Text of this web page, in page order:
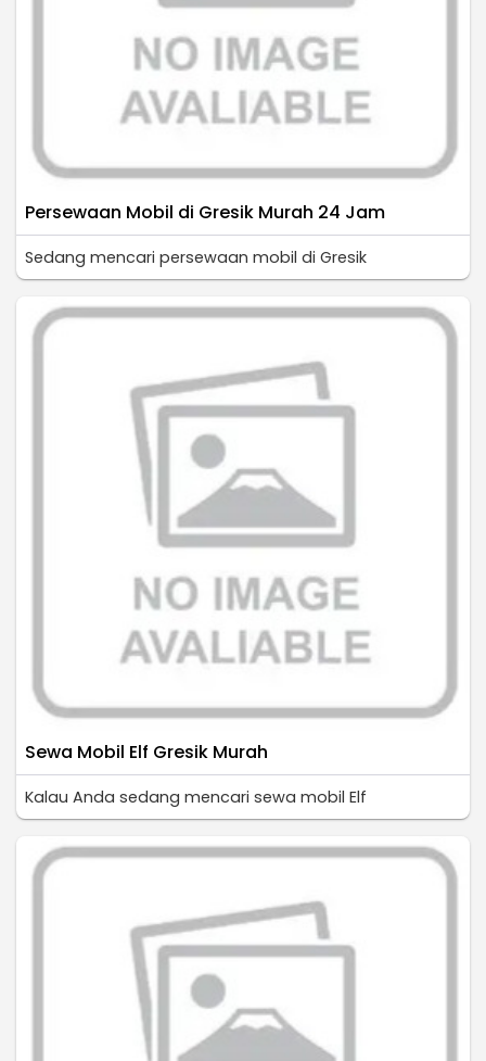
Persewaan Mobil di Gresik Murah 24 Jam
Sedang mencari persewaan mobil di Gresik
Sewa Mobil Elf Gresik Murah
Kalau Anda sedang mencari sewa mobil Elf